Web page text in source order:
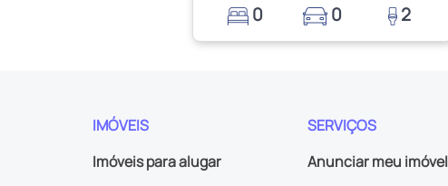
0 0 2
IMÓVEIS
Imóveis para alugar
SERVIÇOS
Anunciar meu imóvel